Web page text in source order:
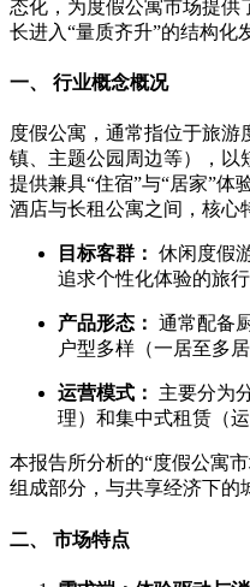
态化，为度假公寓市场提供
长进入“量质齐升”的结构化
一、 行业概念概况
度假公寓，通常指位于旅游
镇、主题公园周边等），以
提供兼具“住宿”与“居家”体
酒店与长租公寓之间，核心
目标客群： 休闲度假
追求个性化体验的旅行
产品形态： 通常配备
户型多样（一居至多居
运营模式：
主要分为
理）和集中式租赁（
本报告所分析的“度假公寓
组成部分，与共享经济下的
二、 市场特点